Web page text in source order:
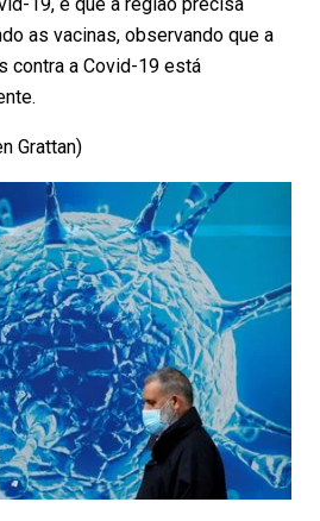
as vacinas, observando que a
contra a Covid-19 está
Grattan)